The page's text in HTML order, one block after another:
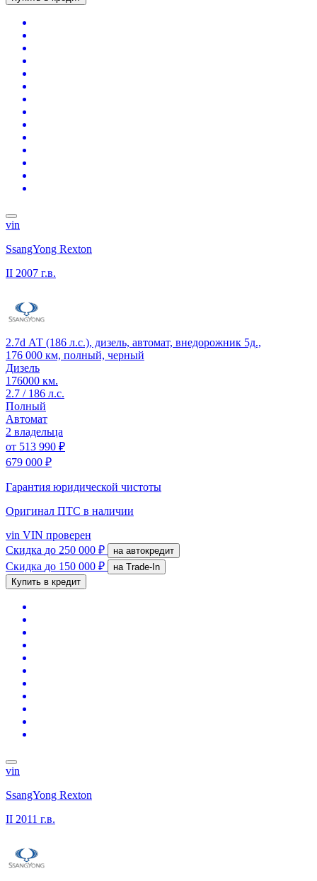
vin
SsangYong Rexton
II 2007 г.в.
2.7d АТ (186 л.с.), дизель, автомат, внедорожник 5д.,
176 000 км, полный, черный
Дизель
176000 км.
2.7 / 186 л.с.
Полный
Автомат
2 владельца
от 513 990 ₽
679 000 ₽
Гарантия юридической чистоты
Оригинал ПТС в наличии
vin VIN проверен
Скидка до 250 000 ₽ на автокредит
Скидка до 150 000 ₽
на Trade-In
Купить в кредит
vin
SsangYong Rexton
II 2011 г.в.